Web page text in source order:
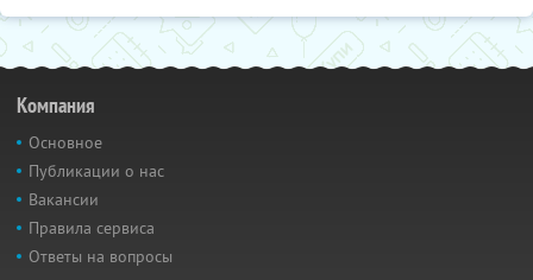
Компания
Основное
Публикации о нас
Вакансии
Правила сервиса
Ответы на вопросы